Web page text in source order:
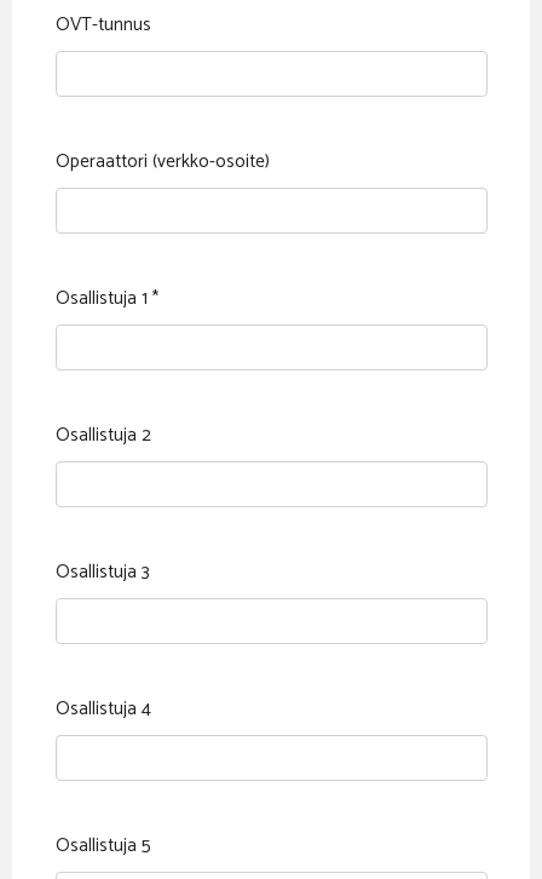
OVT-tunnus
Operaattori (verkko-osoite)
Osallistuja 1 *
Osallistuja 2
Osallistuja 3
Osallistuja 4
Osallistuja 5